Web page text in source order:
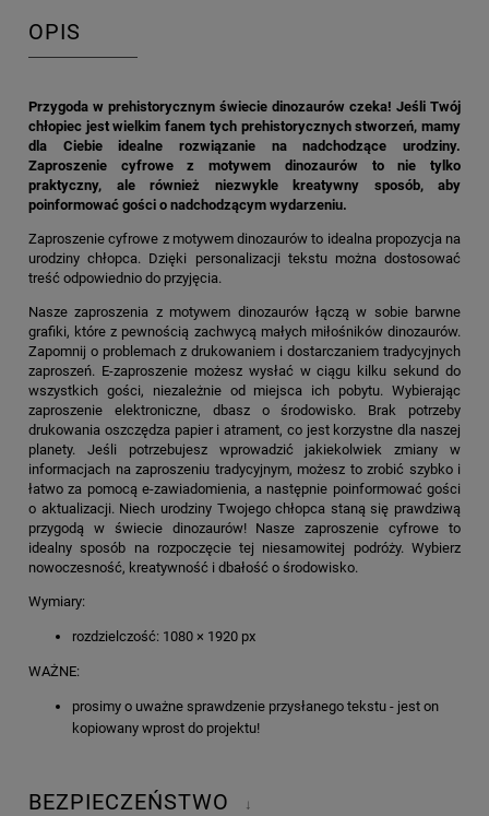
OPIS
Przygoda w prehistorycznym świecie dinozaurów czeka! Jeśli Twój
chłopiec jest wielkim fanem tych prehistorycznych stworzeń, mamy
dla Ciebie idealne rozwiązanie na nadchodzące urodziny.
Zaproszenie cyfrowe z motywem dinozaurów to nie tylko
praktyczny, ale również niezwykle kreatywny sposób, aby
poinformować gości o nadchodzącym wydarzeniu.
Zaproszenie cyfrowe z motywem dinozaurów to idealna propozycja na
urodziny chłopca. Dzięki personalizacji tekstu można dostosować
treść odpowiednio do przyjęcia.
Nasze zaproszenia z motywem dinozaurów łączą w sobie barwne
grafiki, które z pewnością zachwycą małych miłośników dinozaurów.
Zapomnij o problemach z drukowaniem i dostarczaniem tradycyjnych
zaproszeń. E-zaproszenie możesz wysłać w ciągu kilku sekund do
wszystkich gości, niezależnie od miejsca ich pobytu. Wybierając
zaproszenie elektroniczne, dbasz o środowisko. Brak potrzeby
drukowania oszczędza papier i atrament, co jest korzystne dla naszej
planety. Jeśli potrzebujesz wprowadzić jakiekolwiek zmiany w
informacjach na zaproszeniu tradycyjnym, możesz to zrobić szybko i
łatwo za pomocą e-zawiadomienia, a następnie poinformować gości
o aktualizacji. Niech urodziny Twojego chłopca staną się prawdziwą
przygodą w świecie dinozaurów! Nasze zaproszenie cyfrowe to
idealny sposób na rozpoczęcie tej niesamowitej podróży. Wybierz
nowoczesność, kreatywność i dbałość o środowisko.
Wymiary:
rozdzielczość: 1080 × 1920 px
WAŻNE:
prosimy o uważne sprawdzenie przysłanego tekstu - jest on
kopiowany wprost do projektu!
BEZPIECZEŃSTWO ↓